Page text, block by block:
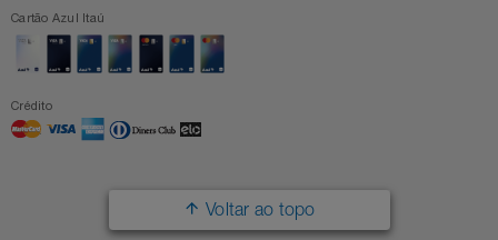
Cartão Azul Itaú
Crédito
Voltar ao topo